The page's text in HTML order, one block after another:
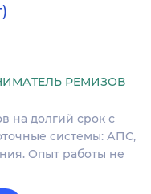
РЕМИЗОВ
на долгий срок с
системы: АПС,
Опыт работы не